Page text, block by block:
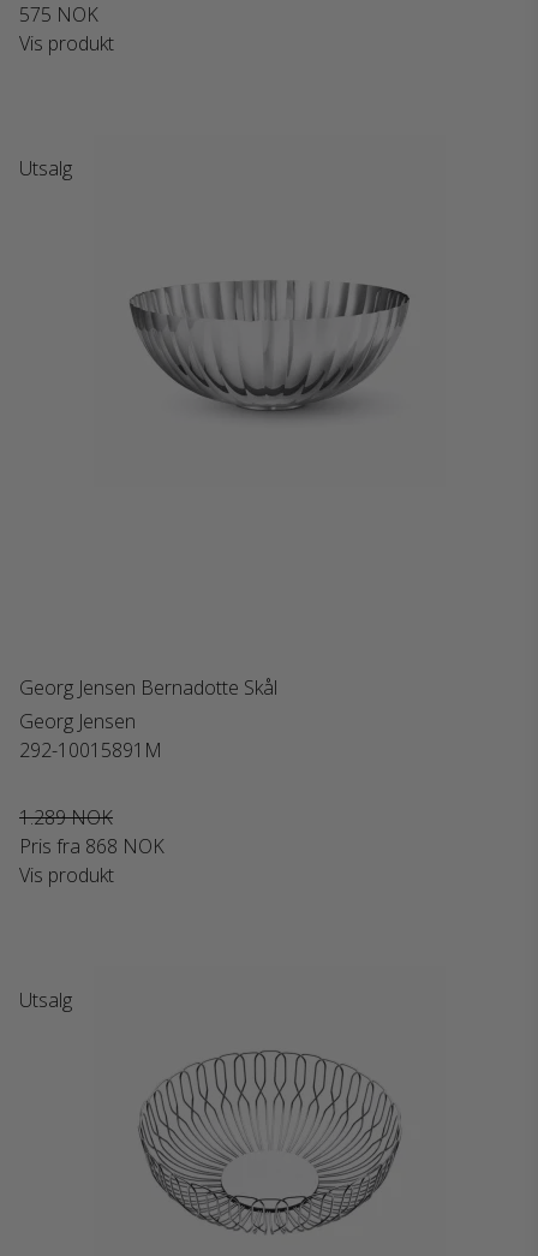
575 NOK
Vis produkt
Utsalg
Georg Jensen Bernadotte Skål
Georg Jensen
292-10015891M
1.289 NOK
Pris fra 868 NOK
Vis produkt
Utsalg